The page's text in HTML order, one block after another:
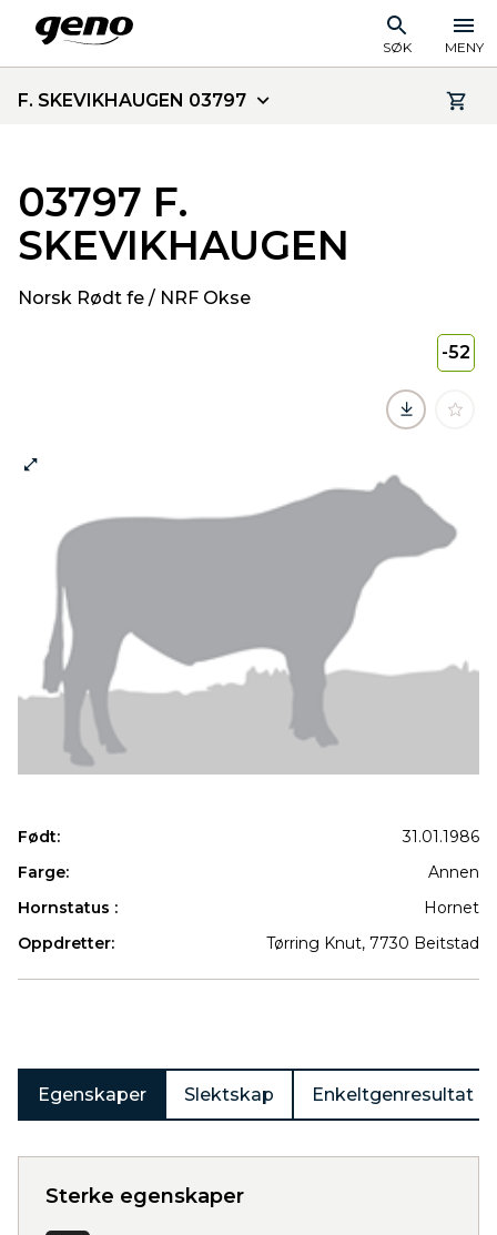
SØK MENY
F. SKEVIKHAUGEN 03797
03797 F.
SKEVIKHAUGEN
Norsk Rødt fe / NRF Okse
-52
Født:
31.01.1986
Farge:
Annen
Hornstatus :
Hornet
Oppdretter:
Tørring Knut, 7730 Beitstad
Egenskaper Slektskap Enkeltgenresultat
Sterke egenskaper